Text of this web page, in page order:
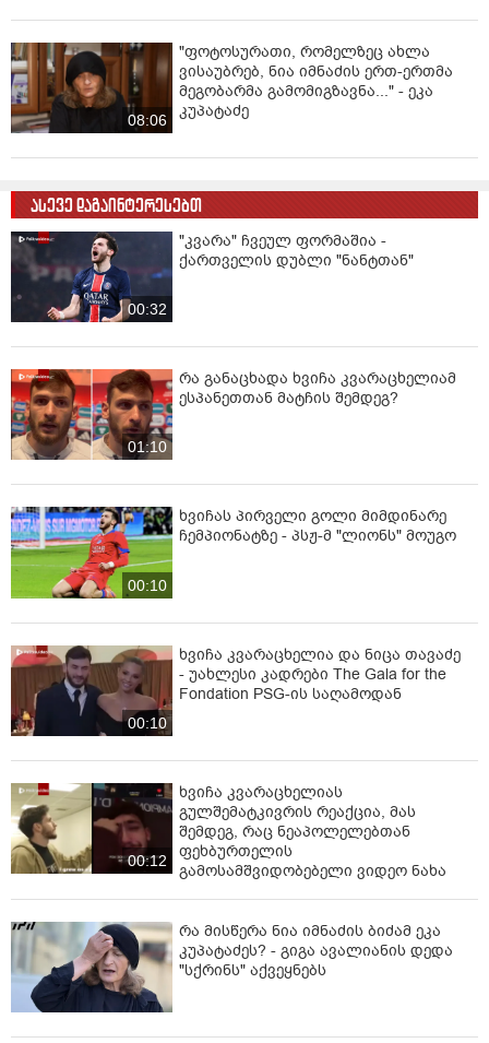
08:06
"ფოტოსურათი, რომელზეც ახლა
ვისაუბრებ, ნია იმნაძის ერთ-ერთმა
მეგობარმა გამომიგზავნა..." - ეკა
კუპატაძე
ასევე დაგაინტერესებთ
00:32
"კვარა" ჩვეულ ფორმაშია -
ქართველის დუბლი "ნანტთან"
01:10
რა განაცხადა ხვიჩა კვარაცხელიამ
ესპანეთთან მატჩის შემდეგ?
00:10
ხვიჩას პირველი გოლი მიმდინარე
ჩემპიონატზე - პსჟ-მ "ლიონს" მოუგო
00:10
ხვიჩა კვარაცხელია და ნიცა თავაძე
- უახლესი კადრები The Gala for the
Fondation PSG-ის საღამოდან
00:12
ხვიჩა კვარაცხელიას
გულშემატკივრის რეაქცია, მას
შემდეგ, რაც ნეაპოლელებთან
ფეხბურთელის
გამოსამშვიდობებელი ვიდეო ნახა
რა მისწერა ნია იმნაძის ბიძამ ეკა
კუპატაძეს? - გიგა ავალიანის დედა
"სქრინს" აქვეყნებს